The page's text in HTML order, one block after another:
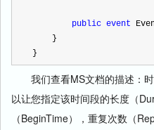
public event
    }
}
我们查看MS文档的描述：时
以让您指定该时间段的长度（
（BeginTime），重复次数（